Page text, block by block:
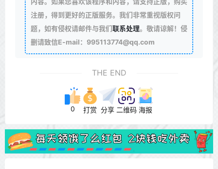
注册，得到更好的正版服务。我们非常重视版权问
题，如有侵权请邮件与我们联系处理。敬请谅解！侵
删请致信E-mail：995113774@qq.com
THE END
0 打赏 分享 二维码 海报